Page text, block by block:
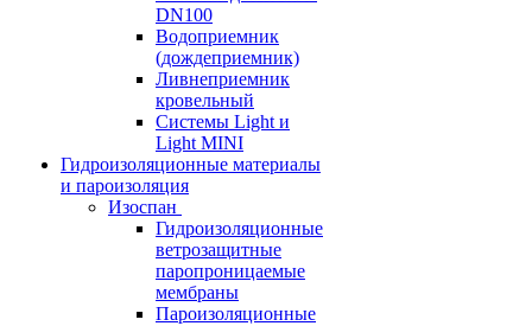
DN100
Водоприемник
(дождеприемник)
Ливнеприемник
кровельный
Системы Light и
Light MINI
Гидроизоляционные материалы
и пароизоляция
Изоспан
Гидроизоляционные
ветрозащитные
паропроницаемые
мембраны
Пароизоляционные